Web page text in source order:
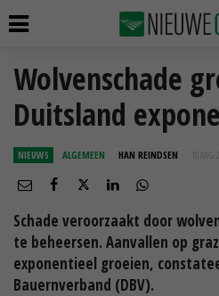
Wolvenschade
Duitsland
NIEUWS ALGEMEEN HAN REINDSEN 10
Schade veroorzaakt door
te beheersen. Aanvallen op
exponentieel groeien,
Bauernverband (DBV).